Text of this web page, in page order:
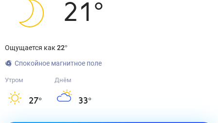
21 °
Ощущается как 22°
Спокойное магнитное поле
Утром
27°
Днём
33°